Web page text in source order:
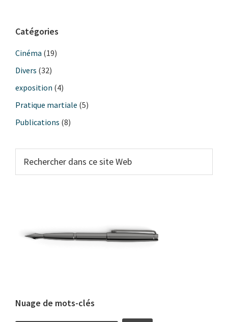
principale
Catégories
Cinéma (19)
Divers (32)
exposition (4)
Pratique martiale (5)
Publications (8)
dans
Nuage de mots-clés